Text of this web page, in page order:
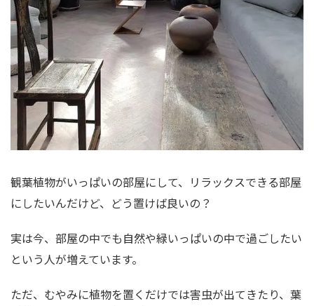
観葉植物がいっぱいの部屋にして、リラックスできる部屋
にしたいんだけど、どう置けば良いの？
実は今、部屋の中でも自然や緑いっぱいの中で過ごしたい
という人が増えています。
ただ、むやみに植物を置くだけでは害虫が出てきたり、葉